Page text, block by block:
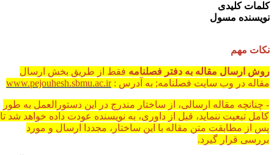
کلیدی
مسول
مهم
ارسال مقاله به دفتر فصلنامهفقط از طریق بخش ارسال
در وب سایت فصلنامه;به آدرس : www.pejouhesh.sbmu.ac.ir
چنانچه مقاله ارسالی، از ساختار مندرج در این دستورالعمل به طور
تبعیت ننماید، قبل از داوری، به نویسنده عودت داده خواهد شد تا
از مطابقت متن مقاله با این ساختار، مجددا ارسال و مورد
قرار گیرد.